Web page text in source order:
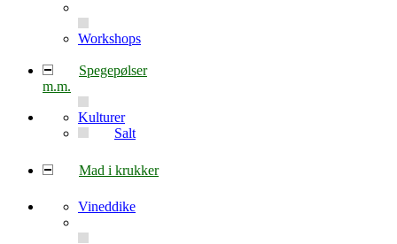
Workshops
Spegepølser
m.m.
Kulturer
Salt
Mad i krukker
Vineddike